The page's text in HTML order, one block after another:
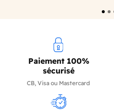
Paiement 100%
sécurisé
CB, Visa ou Mastercard